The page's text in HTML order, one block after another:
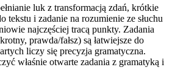
luk z transformacją zdań, krótkie
tekstu i zadanie na rozumienie ze słuchu
najczęściej tracą punkty. Zadania
prawda/fałsz) są łatwiejsze do
liczy się precyzja gramatyczna.
właśnie otwarte zadania z gramatyką i